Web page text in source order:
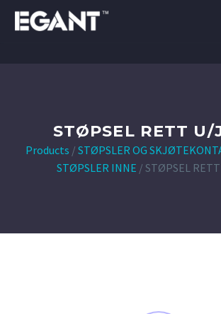
STØPSEL RETT U/
Products / STØPSLER OG
STØPSLER INNE / STØPSEL